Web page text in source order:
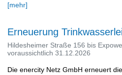
[mehr]
Erneuerung
Hildesheimer Straße 156 bis
voraussichtlich 31.12.2026
Die enercity Netz GmbH erneuert